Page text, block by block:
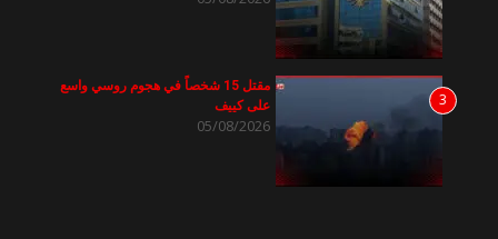
3
مقتل 15 شخصاً في هجوم روسي واسع
على كييف
05/08/2026